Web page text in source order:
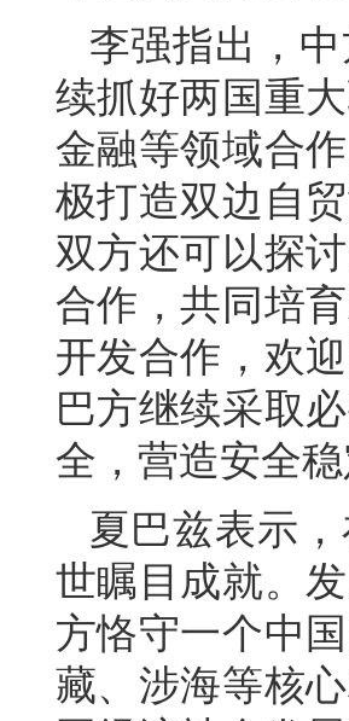
李强指出，
续抓好两国重
金融等领域合
极打造双边自
双方还可以探
合作，共同培
开发合作，欢
巴方继续采取
全，营造安全
夏巴兹表示
世瞩目成就。
方恪守一个中
藏、涉海等核